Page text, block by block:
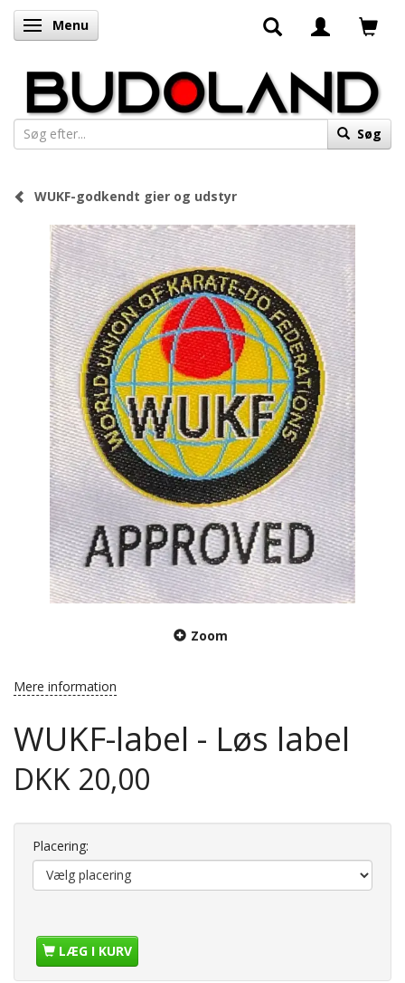
Skifte navigation
Menu
Søg
WUKF-godkendt gier og udstyr
Zoom
Mere information
WUKF-label - Løs label
DKK 20,00
Placering:
LÆG I KURV